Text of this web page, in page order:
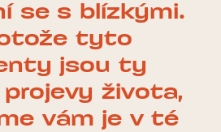
se s blízkými.
tyto
jsou ty
života,
vám je v té